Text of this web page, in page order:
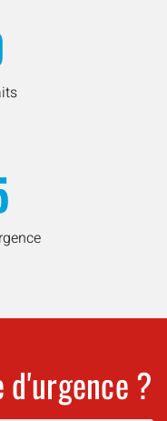
d'urgence ?